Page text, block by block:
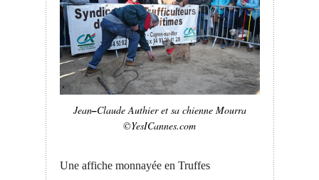
Jean–Claude Authier et sa chienne Mourra
©YesICannes.com
Une affiche monnayée en Truffes